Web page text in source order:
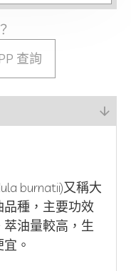
查詢
burnatii)又稱大
種，主要功效
油量較高，生
。